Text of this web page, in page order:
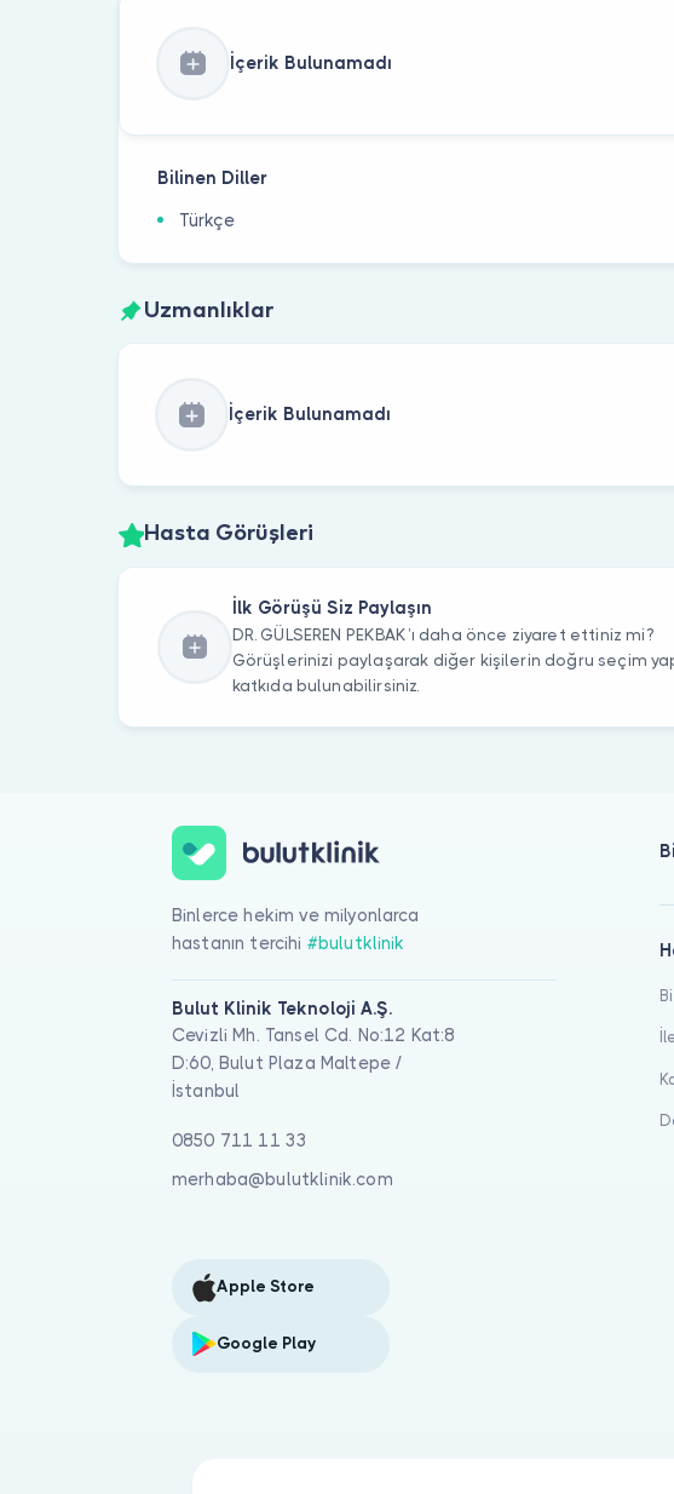
İçerik Bulunamadı
Bilinen Diller
Türkçe
Uzmanlıklar
İçerik Bulunamadı
Hasta Görüşleri
İlk Görüşü Siz Paylaşın
DR. GÜLSEREN PEKBAK’ı daha önce ziyaret ettiniz mi?
Görüşlerinizi paylaşarak diğer kişilerin doğru seçim
katkıda bulunabilirsiniz.
Binlerce hekim ve milyonlarca
hastanın tercihi #bulutklinik
Bulut Klinik Teknoloji A.Ş.
Cevizli Mh. Tansel Cd. No:12 Kat:8
D:60, Bulut Plaza Maltepe /
İstanbul
0850 711 11 33
merhaba@bulutklinik.com
Apple Store
Google Play